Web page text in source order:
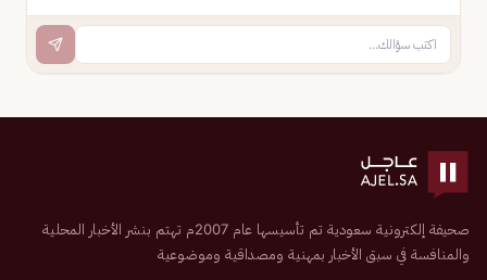
صحيفة إلكترونية سعودية تم تأسيسها عام 2007م تهتم بنشر الأخبار المحلية
والمنافسة في سبق الأخبار بمهنية ومصداقية وموضوعية